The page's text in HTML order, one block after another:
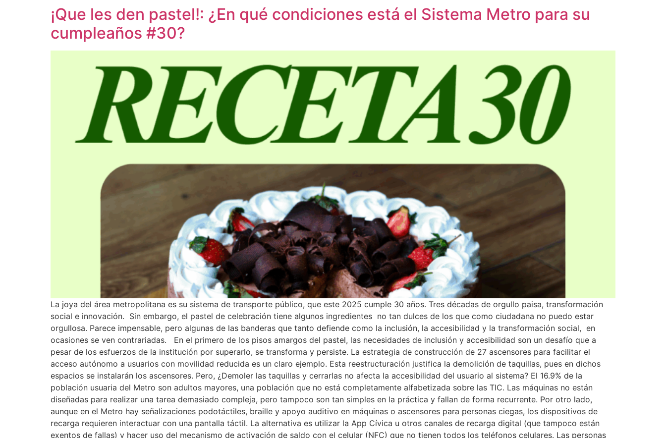
¡Que les den pastel!: ¿En qué condiciones está el Sistema Metro para su
cumpleaños #30?
La joya del área metropolitana es su sistema de transporte público, que este 2025 cumple 30 años. Tres décadas de orgullo paisa, transformación
social e innovación. Sin embargo, el pastel de celebración tiene algunos ingredientes no tan dulces de los que como ciudadana no puedo estar
orgullosa. Parece impensable, pero algunas de las banderas que tanto defiende como la inclusión, la accesibilidad y la transformación social, en
ocasiones se ven contrariadas. En el primero de los pisos amargos del pastel, las necesidades de inclusión y accesibilidad son un desafío que a
pesar de los esfuerzos de la institución por superarlo, se transforma y persiste. La estrategia de construcción de 27 ascensores para facilitar el
acceso autónomo a usuarios con movilidad reducida es un claro ejemplo. Esta reestructuración justifica la demolición de taquillas, pues en dichos
espacios se instalarán los ascensores. Pero, ¿Demoler las taquillas y cerrarlas no afecta la accesibilidad del usuario al sistema? El 16.9% de la
población usuaria del Metro son adultos mayores, una población que no está completamente alfabetizada sobre las TIC. Las máquinas no están
diseñadas para realizar una tarea demasiado compleja, pero tampoco son tan simples en la práctica y fallan de forma recurrente. Por otro lado,
aunque en el Metro hay señalizaciones podotáctiles, braille y apoyo auditivo en máquinas o ascensores para personas ciegas, los dispositivos de
recarga requieren interactuar con una pantalla táctil. La alternativa es utilizar la App Cívica u otros canales de recarga digital (que tampoco están
exentos de fallas) y hacer uso del mecanismo de activación de saldo con el celular (NFC) que no tienen todos los teléfonos celulares. Las personas